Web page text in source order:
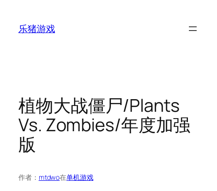
乐猪游戏
植物大战僵尸/Plants
Vs. Zombies/年度加强
版
作者： mtdwo在单机游戏